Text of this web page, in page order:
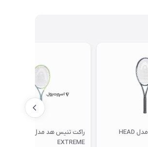
راکت تنیس هد مدل HEAD
EXTREME